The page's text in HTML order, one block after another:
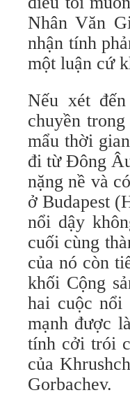
Nhân Văn
nhận tính
một luận cứ
Nếu xét
chuyền
mẩu thời
đi từ Ðông
nặng nề và
ở Budapest
nổi dậy
cuối cùng
của nó còn
khối Cộng
hai cuộc
mạnh được
tính cởi trói
của
Gorbachev.